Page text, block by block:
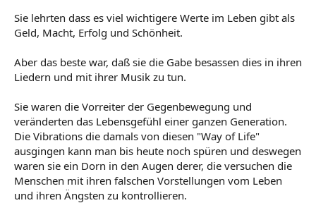
Sie lehrten dass es viel wichtigere Werte im Leben gibt als
Geld, Macht, Erfolg und Schönheit.
Aber das beste war, daß sie die Gabe besassen dies in ihren
Liedern und mit ihrer Musik zu tun.
Sie waren die Vorreiter der Gegenbewegung und
veränderten das Lebensgefühl einer ganzen Generation.
Die Vibrations die damals von diesen "Way of Life"
ausgingen kann man bis heute noch spüren und deswegen
waren sie ein Dorn in den Augen derer, die versuchen die
Menschen mit ihren falschen Vorstellungen vom Leben
und ihren Ängsten zu kontrollieren.